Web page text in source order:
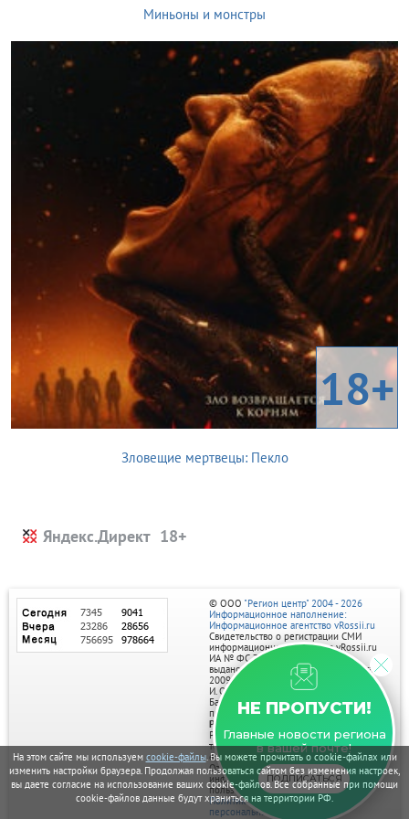
На этом сайте мы используем cookie-файлы. Вы можете прочитать о cookie-файлах или
изменить настройки браузера. Продолжая пользоваться сайтом без изменения настроек,
вы даете согласие на использование ваших cookie-файлов. Все собранные при помощи
cookie-файлов данные будут храниться на территории РФ.
Миньоны и монстры
18+
Зловещие мертвецы: Пекло
Яндекс.Директ
НЕ ПРОПУСТИ!
Главные новости региона
в вашей почте!
ПОДПИСАТЬСЯ
© ООО "Регион центр" 2004 - 2026
Информационное наполнение:
Информационное агентство vRossii.ru
Свидетельство о регистрации СМИ
информационного агентства vRossii.ru
ИА № ФС 77‑35502
выдано РОСКОМНАДЗОРом 04 марта
2009г.
И. О. Главного редактора Нарыков А. Н.
Баннеры на портале размещаются на
правах рекламы.
Реклама на портале:
Рекламное агентство "Умный маркетинг"
тел. 7-910-267-70-40,
email: umnyy.marketing@yandex.ru
Отдельные публикации могут содержать
информацию, не предназначенную для
пользователей до 18 лет.
Политика в отношении обработки
персональных данных